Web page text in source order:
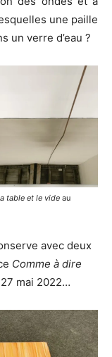
une paille
un verre d’eau ?
table et le vide au
avec deux
Comme à dire
mai 2022…